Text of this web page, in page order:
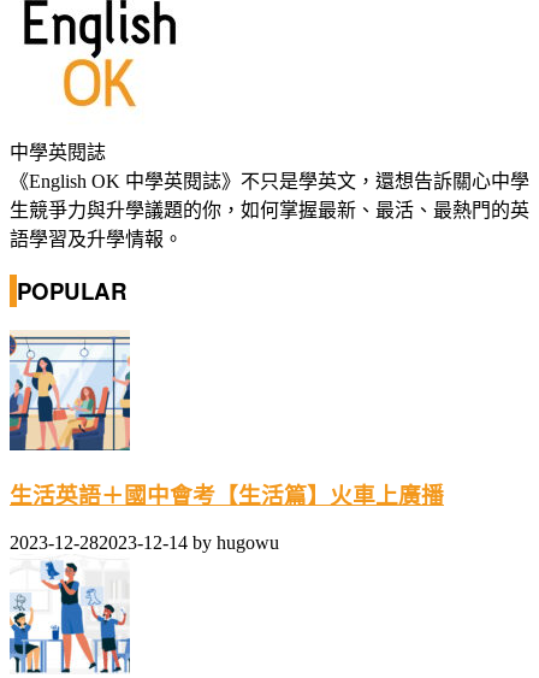
中學英閱誌
《English OK 中學英閱誌》不只是學英文，還想告訴關心中學
生競爭力與升學議題的你，如何掌握最新、最活、最熱門的英
語學習及升學情報。
POPULAR
生活英語＋國中會考【生活篇】火車上廣播
2023-12-282023-12-14 by hugowu